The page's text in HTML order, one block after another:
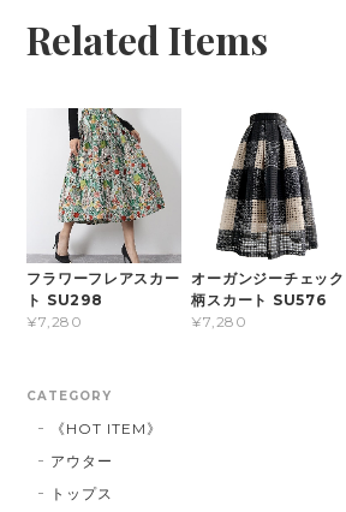
Related Items
フラワーフレアスカー
ト SU298
¥7,280
オーガンジーチェック
柄スカート SU576
¥7,280
CATEGORY
《HOT ITEM》
アウター
トップス